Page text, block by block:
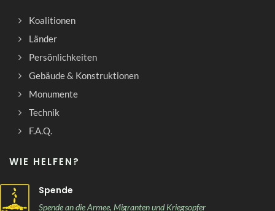
Koalitionen
Länder
Persönlichkeiten
Gebäude & Konstruktionen
Monumente
Technik
F.A.Q.
WIE HELFEN?
Spende
Spende an die Armee, Migranten und Kriegsopfer